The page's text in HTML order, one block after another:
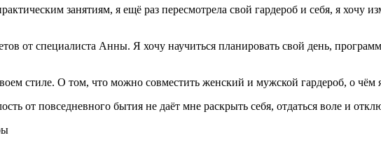
занятиям, я ещё раз пересмотрела свой гардероб и себя, я
от специалиста Анны. Я хочу научиться планировать свой день,
стиле. О том, что можно совместить женский и мужской гардероб, о чём
от повседневного бытия не даёт мне раскрыть себя, отдаться воле и